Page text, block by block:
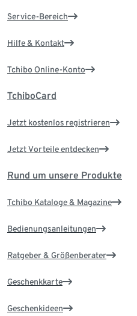
Service-Bereich
Hilfe & Kontakt
Tchibo Online-Konto
TchiboCard
Jetzt kostenlos registrieren
Jetzt Vorteile entdecken
Rund um unsere Produkte
Tchibo Kataloge & Magazine
Bedienungsanleitungen
Ratgeber & Größenberater
Geschenkkarte
Geschenkideen